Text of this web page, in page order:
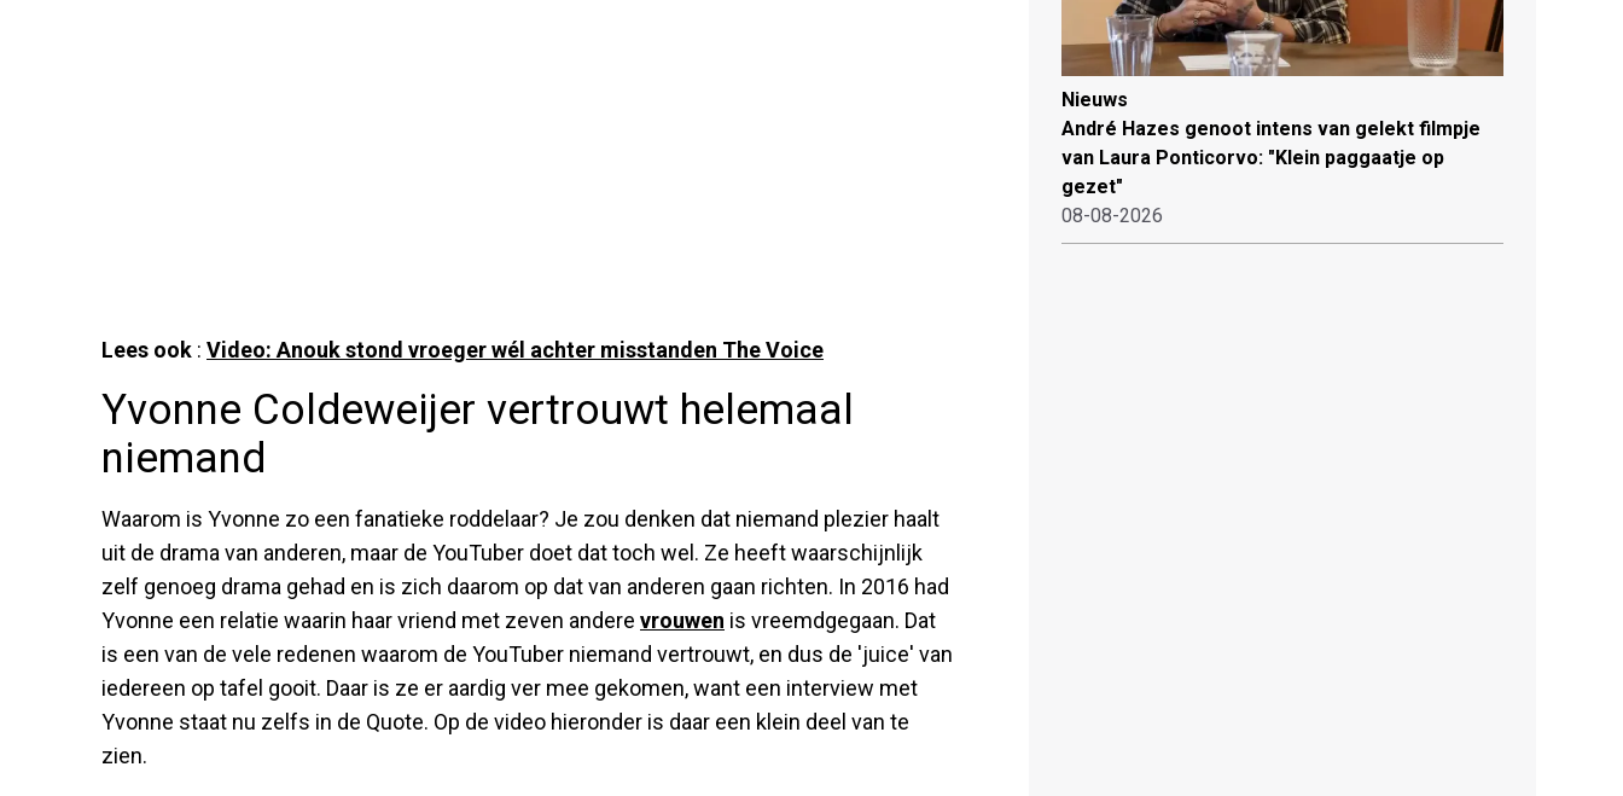
Lees ook : Video: Anouk stond vroeger wél achter misstanden The Voice
Yvonne Coldeweijer vertrouwt helemaal
niemand
Waarom is Yvonne zo een fanatieke roddelaar? Je zou denken dat niemand plezier haalt
uit de drama van anderen, maar de YouTuber doet dat toch wel. Ze heeft waarschijnlijk
zelf genoeg drama gehad en is zich daarom op dat van anderen gaan richten. In 2016 had
Yvonne een relatie waarin haar vriend met zeven andere vrouwen is vreemdgegaan. Dat
is een van de vele redenen waarom de YouTuber niemand vertrouwt, en dus de 'juice' van
iedereen op tafel gooit. Daar is ze er aardig ver mee gekomen, want een interview met
Yvonne staat nu zelfs in de Quote. Op de video hieronder is daar een klein deel van te
zien.
Nieuws
André Hazes genoot intens van gelekt filmpje
van Laura Ponticorvo: "Klein paggaatje op
gezet"
08-08-2026